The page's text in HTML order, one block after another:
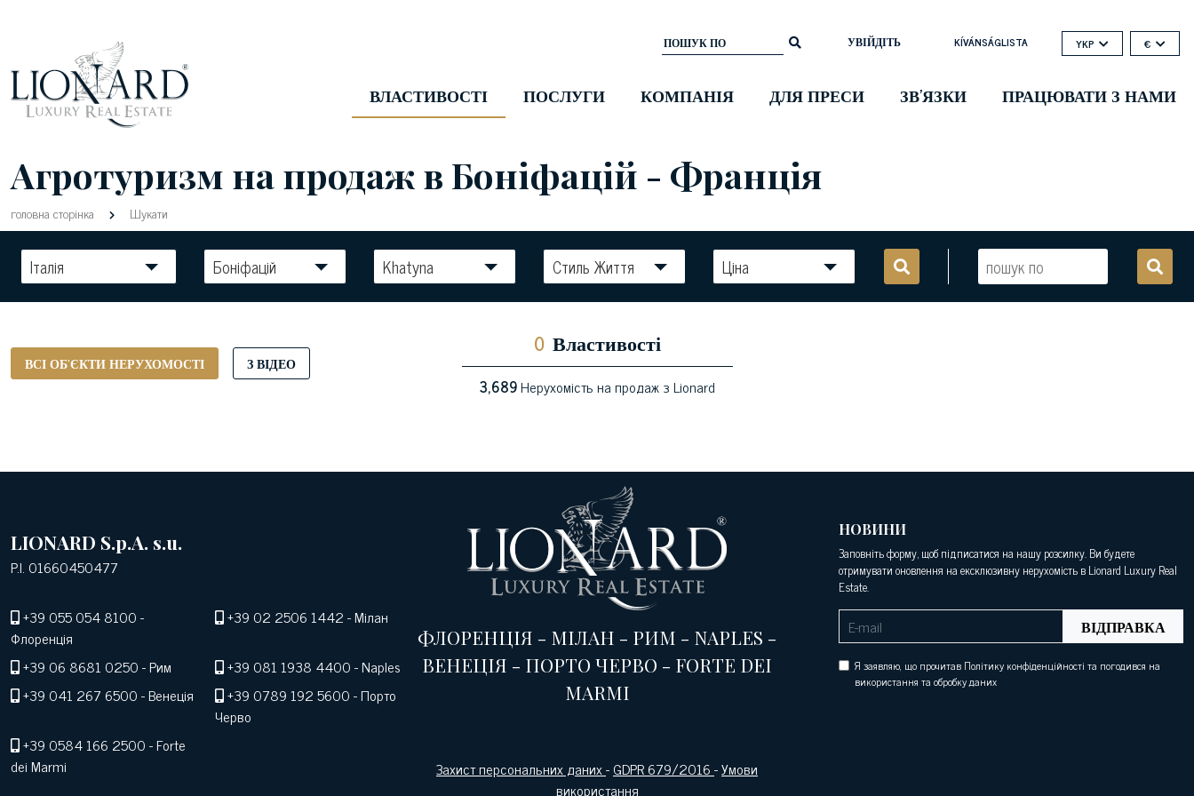
УВІЙДІТЬ KÍVÁNSÁGLISTA YKP €
ВЛАСТИВОСТІ ПОСЛУГИ КОМПАНІЯ ДЛЯ ПРЕСИ ЗВ'ЯЗКИ ПРАЦЮВАТИ З НАМИ
Агротуризм на продаж в Боніфацій - Франція
головна сторінка Шукати
Італія Боніфацій Khatyna Стиль Життя Ціна
ВСІ ОБ'ЄКТИ НЕРУХОМОСТІ З ВІДЕО
0 Властивості
3,689Нерухомість на продаж з Lionard
LIONARD S.p.A. s.u.
P.I. 01660450477
+39 055 054 8100-
Флоренція
+39 02 2506 1442- Мілан
+39 06 8681 0250- Рим +39 081 1938 4400- Naples
+39 041 267 6500- Венеція +39 0789 192 5600- Порто
Черво
+39 0584 166 2500- Forte
dei Marmi
ФЛОРЕНЦІЯ - МІЛАН - РИМ - NAPLES -
ВЕНЕЦІЯ - ПОРТО ЧЕРВО - FORTE DEI
MARMI
Захист персональних даних-GDPR 679/2016-Умови
використання
НОВИНИ
Заповніть форму, щоб підписатися на нашу розсилку. Ви будете
отримувати оновлення на ексклюзивну нерухомість в Lionard Luxury Real
Estate.
ВІДПРАВКА
Я заявляю, що прочитав Політику конфіденційності та погодився на
використання та обробку даних